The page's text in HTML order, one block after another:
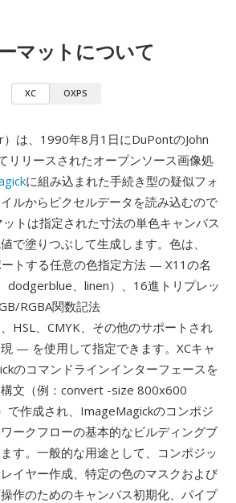
マットについて
XC OXPS
は、1990年8月1日にDuPontのJohn
リリースされたオープンソース画像処
に組み込まれた手続き型の疑似フォ
ルからピクセルデータを読み込むので
トは指定された寸法の単色キャンバス
で塗りつぶして生成します。色は、
トする任意の色指定方法 — X11の名
dodgerblue、linen）、16進トリプレッ
RGBA関数記法
HSL、CMYK、その他のサポートされ
— を使用して指定できます。XCキャ
のコマンドラインインターフェースを
文（例：convert -size 800x600
で作成され、ImageMagickのコンポジ
ークフローの基本的なビルディングブ
す。一般的な用途として、コンポジッ
イヤー作成、特定の色のマスクおよび
作のためのキャンバス初期化、パイプ